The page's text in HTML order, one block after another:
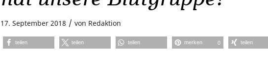
17. September 2018 / von Redaktion
teilen teilen teilen merken 0 teilen